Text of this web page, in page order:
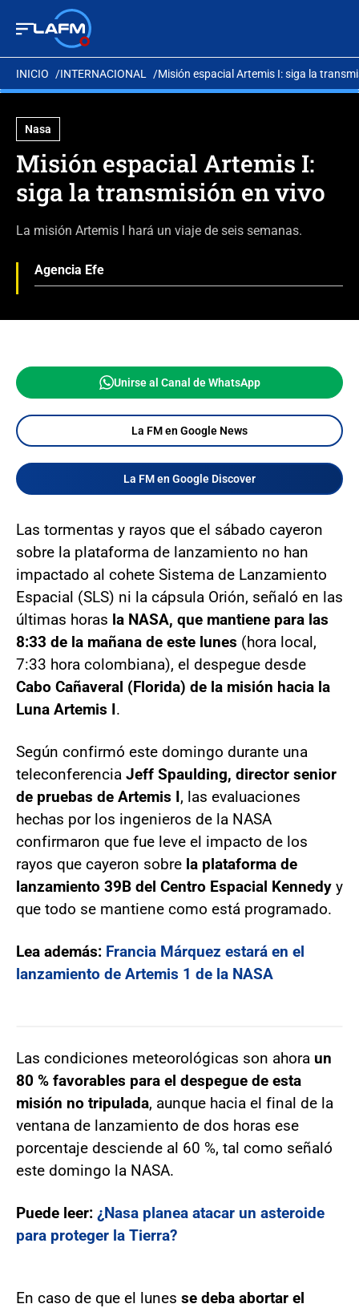
INICIO INTERNACIONAL Misión espacial Artemis I: siga la
Nasa
Misión espacial Artemis I:
siga la transmisión en vivo
La misión Artemis I hará un viaje de seis semanas.
Agencia Efe
Unirse al Canal de WhatsApp
La FM en Google News
La FM en Google Discover
Las tormentas y rayos que el sábado cayeron
sobre la plataforma de lanzamiento no han
impactado al cohete Sistema de Lanzamiento
Espacial (SLS) ni la cápsula Orión, señaló en las
últimas horas la NASA, que mantiene para las
8:33 de la mañana de este lunes (hora local,
7:33 hora colombiana), el despegue desde
Cabo Cañaveral (Florida) de la misión hacia la
Luna Artemis I.
Según confirmó este domingo durante una
teleconferencia Jeff Spaulding, director senior
de pruebas de Artemis I, las evaluaciones
hechas por los ingenieros de la NASA
confirmaron que fue leve el impacto de los
rayos que cayeron sobre la plataforma de
lanzamiento 39B del Centro Espacial Kennedy y
que todo se mantiene como está programado.
Lea además: Francia Márquez estará en el
lanzamiento de Artemis 1 de la NASA
Las condiciones meteorológicas son ahora un
80 % favorables para el despegue de esta
misión no tripulada, aunque hacia el final de la
ventana de lanzamiento de dos horas ese
porcentaje desciende al 60 %, tal como señaló
este domingo la NASA.
Puede leer: ¿Nasa planea atacar un asteroide
para proteger la Tierra?
En caso de que el lunes se deba abortar el